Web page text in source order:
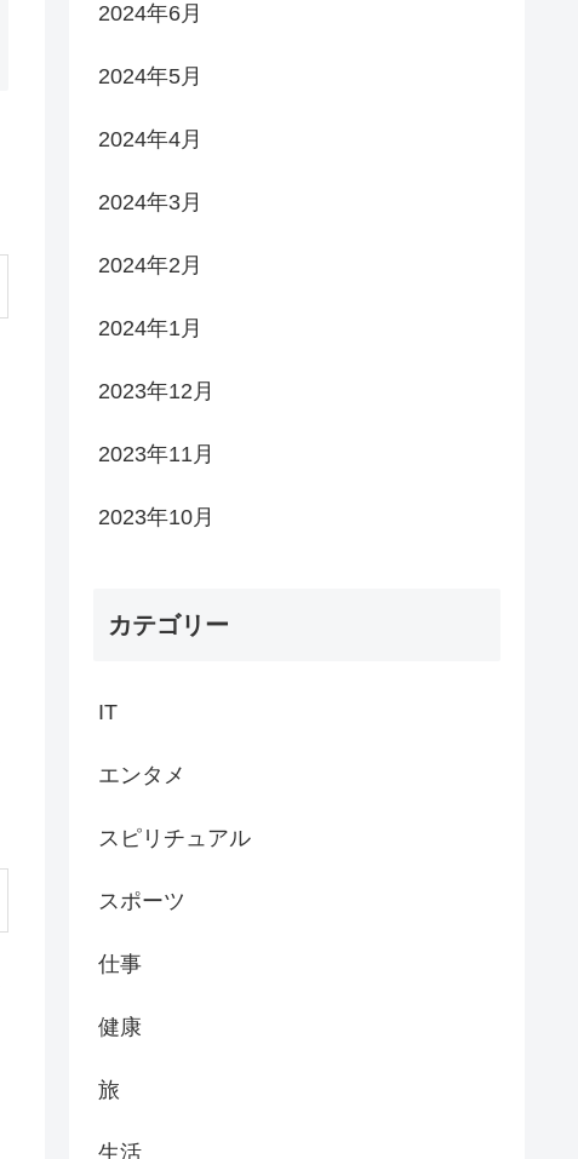
2024年6月
2024年5月
2024年4月
2024年3月
2024年2月
2024年1月
2023年12月
2023年11月
2023年10月
カテゴリー
IT
エンタメ
スピリチュアル
スポーツ
仕事
健康
旅
生活